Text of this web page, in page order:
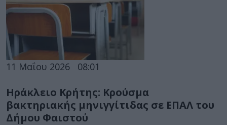
11 Μαΐου 2026 08:01
Ηράκλειο Κρήτης: Κρούσμα
βακτηριακής μηνιγγίτιδας σε ΕΠΑΛ του
Δήμου Φαιστού